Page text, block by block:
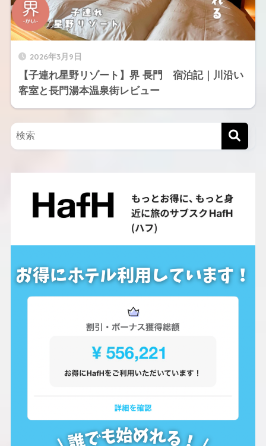
2026年3月9日
【子連れ星野リゾート】界 長門 宿泊記｜川沿い
客室と長門湯本温泉街レビュー